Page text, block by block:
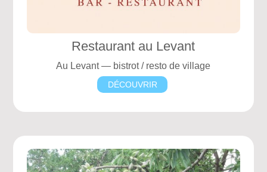
Restaurant au Levant
Au Levant — bistrot / resto de village
DÉCOUVRIR